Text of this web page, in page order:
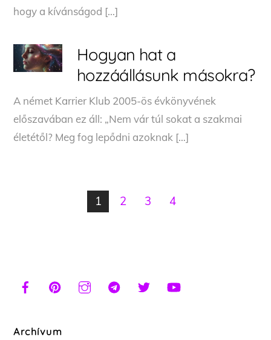
hogy a kívánságod […]
Hogyan hat a
hozzáállásunk másokra?
A német Karrier Klub 2005-ös évkönyvének
előszavában ez áll: „Nem vár túl sokat a szakmai
életétől? Meg fog lepődni azoknak […]
1 2 3 4
Archívum